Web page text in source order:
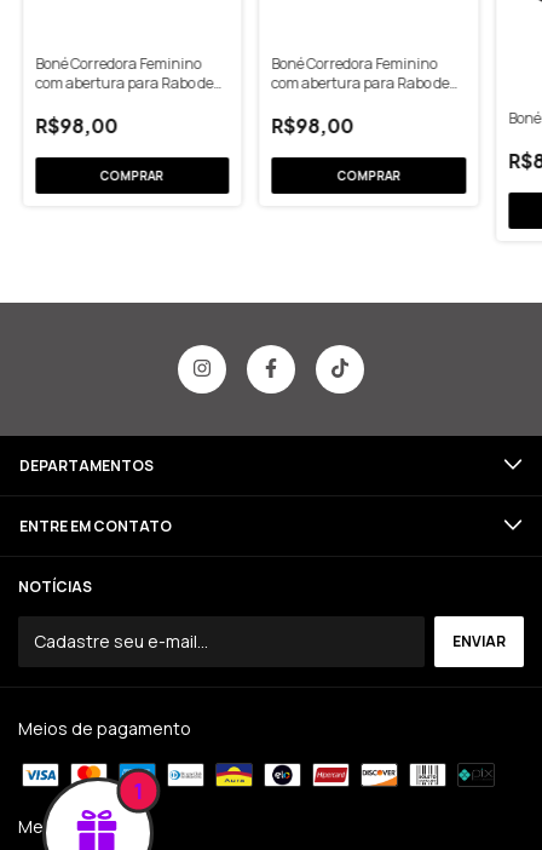
Boné Corredora Feminino
com abertura para Rabo de
R$98,00
Boné Corredora Feminino
com abertura para Rabo de
R$98,00
DEPARTAMENTOS
ENTRE EM CONTATO
NOTÍCIAS
Meios de pagamento
Meios de envio
1